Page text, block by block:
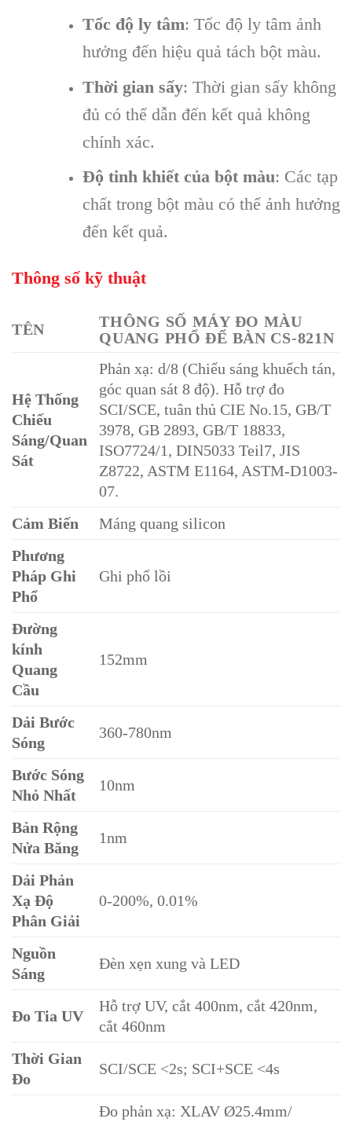
Tốc độ ly tâm: Tốc độ ly tâm ảnh
hưởng đến hiệu quả tách bột màu.
Thời gian sấy: Thời gian sấy không
đủ có thể dẫn đến kết quả không
chính xác.
Độ tinh khiết của bột màu: Các tạp
chất trong bột màu có thể ảnh hưởng
đến kết quả.
Thông số kỹ thuật
TÊN
THÔNG SỐ MÁY ĐO MÀU
QUANG PHỔ ĐỂ BÀN CS-821N
Hệ Thống
Chiếu
Sáng/Quan
Sát
Phản xạ: d/8 (Chiếu sáng khuếch tán,
góc quan sát 8 độ). Hỗ trợ đo
SCI/SCE, tuân thủ CIE No.15, GB/T
3978, GB 2893, GB/T 18833,
ISO7724/1, DIN5033 Teil7, JIS
Z8722, ASTM E1164, ASTM-D1003-
07.
Cảm Biến
Máng quang silicon
Phương
Pháp Ghi
Phổ
Ghi phổ lồi
Đường
kính
Quang
Cầu
152mm
Dải Bước
Sóng
360-780nm
Bước Sóng
Nhỏ Nhất
10nm
Bản Rộng
Nửa Băng
1nm
Dải Phản
Xạ Độ
Phân Giải
0-200%, 0.01%
Nguồn
Sáng
Đèn xẹn xung và LED
Đo Tia UV
Hỗ trợ UV, cắt 400nm, cắt 420nm,
cắt 460nm
Thời Gian
Đo
SCI/SCE <2s; SCI+SCE <4s
Đo phản xạ: XLAV Ø25.4mm/